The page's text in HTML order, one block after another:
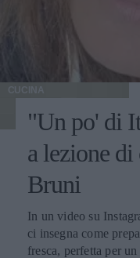
CUCINA
"Un po' di
a lezione
Bruni
In un video su
ci insegna come
fresca, perfetta per